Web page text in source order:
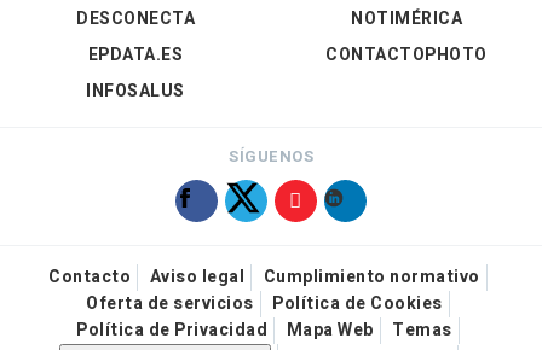
DESCONECTA
EPDATA.ES
INFOSALUS
NOTIMÉRICA
CONTACTOPHOTO
SÍGUENOS
Contacto Aviso legal
Cumplimiento normativo
Oferta de servicios
Política de Cookies
Política de Privacidad
Mapa Web
Temas